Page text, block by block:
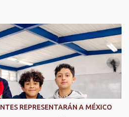
REPRESENTARÁN A MÉXICO